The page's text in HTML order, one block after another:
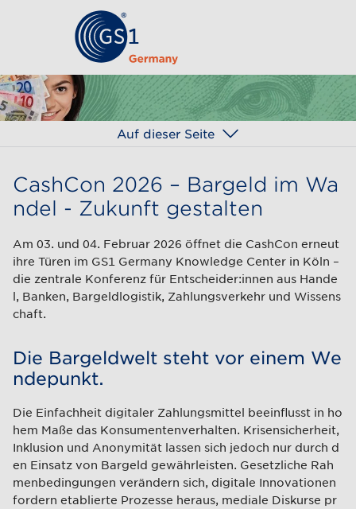
Auf dieser Seite
CashCon 2026 – Bargeld im Wa
ndel - Zukunft gestalten
Am 03. und 04. Februar 2026 öffnet die CashCon erneut
ihre Türen im GS1 Germany Knowledge Center in Köln –
die zentrale Konferenz für Entscheider:innen aus Hande
l, Banken, Bargeldlogistik, Zahlungsverkehr und Wissens
chaft.
Die Bargeldwelt steht vor einem We
ndepunkt.
Die Einfachheit digitaler Zahlungsmittel beeinflusst in ho
hem Maße das Konsumentenverhalten. Krisensicherheit,
Inklusion und Anonymität lassen sich jedoch nur durch d
en Einsatz von Bargeld gewährleisten. Gesetzliche Rah
menbedingungen verändern sich, digitale Innovationen
fordern etablierte Prozesse heraus, mediale Diskurse pr